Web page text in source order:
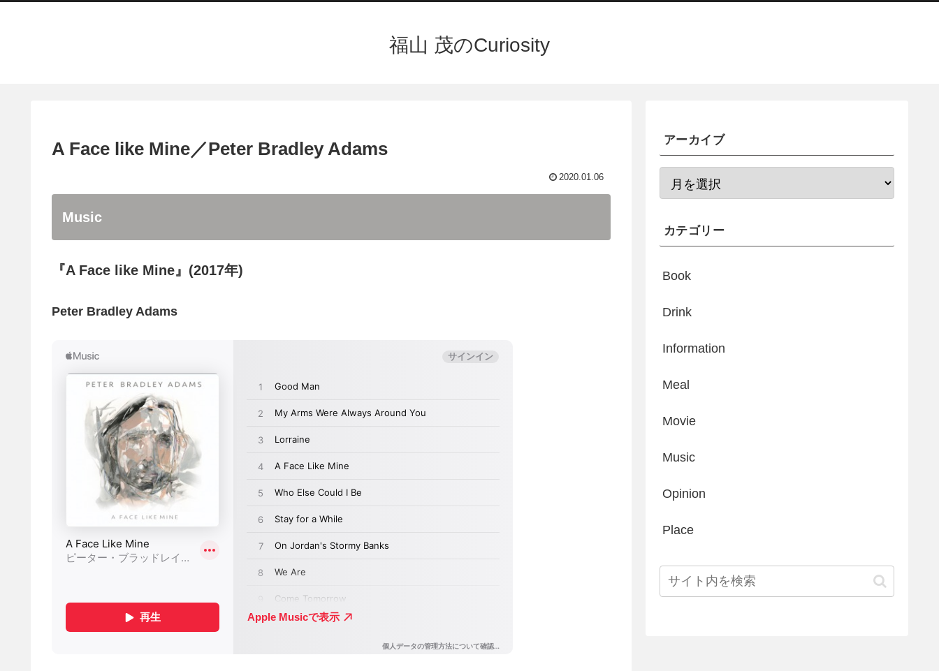
福山 茂のCuriosity
A Face like Mine／Peter Bradley Adams
2020.01.06
Music
『A Face like Mine』(2017年)
Peter Bradley Adams
アーカイブ
カテゴリー
Book
Drink
Information
Meal
Movie
Music
Opinion
Place